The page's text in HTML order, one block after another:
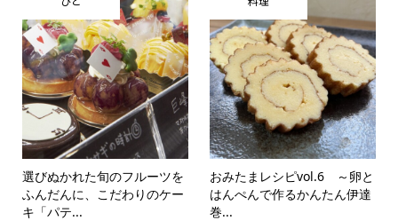
選びぬかれた旬のフルーツを
ふんだんに、こだわりのケー
キ「パテ...
おみたまレシピvol.6 ～卵と
はんぺんで作るかんたん伊達
巻...